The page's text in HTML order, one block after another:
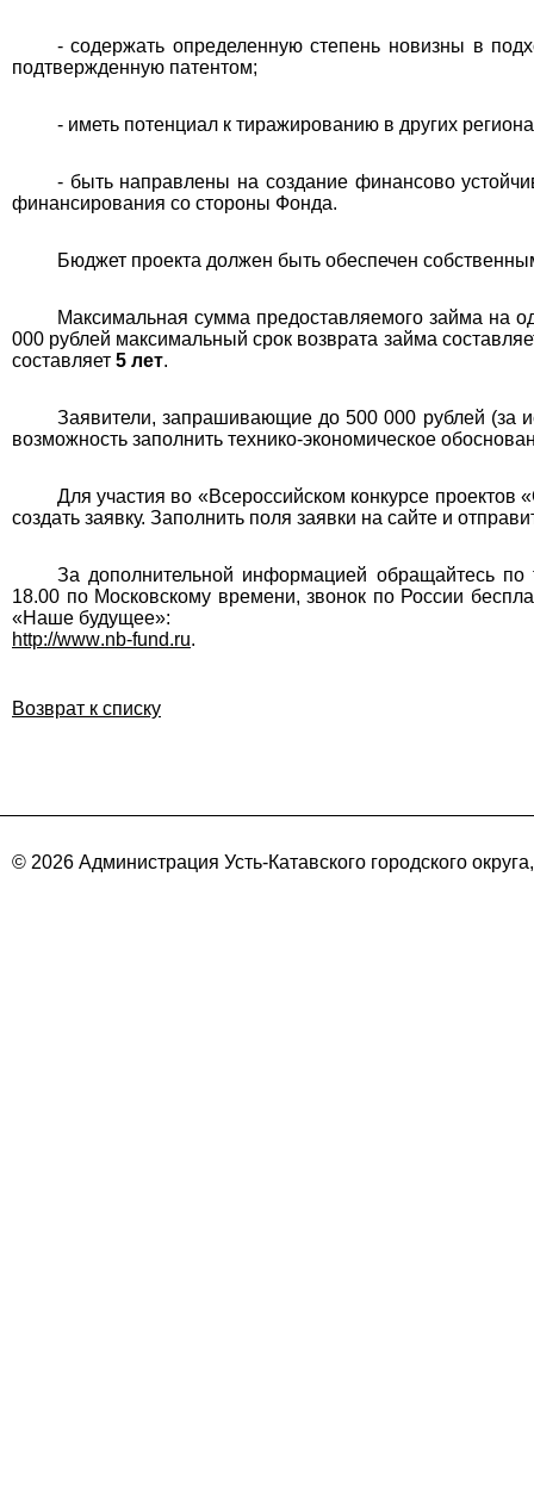
- содержать определенную степень новизны в
подтвержденную патентом;
- иметь потенциал к тиражированию в других
- быть направлены на создание финансово
финансирования со стороны Фонда.
Бюджет проекта должен быть обеспечен
Максимальная сумма предоставляемого займа на
000 рублей максимальный срок возврата займа
составляет 5 лет.
Заявители, запрашивающие до 500 000 рублей (за
возможность заполнить технико-экономическое
Для участия во «Всероссийском конкурсе
создать заявку. Заполнить поля заявки на сайте и
За дополнительной информацией обращайтесь
18.00 по Московскому времени, звонок по России
«Наше будущее»:
http://www.nb-fund.ru.
Возврат к списку
© 2026 Администрация Усть-Катавского городского